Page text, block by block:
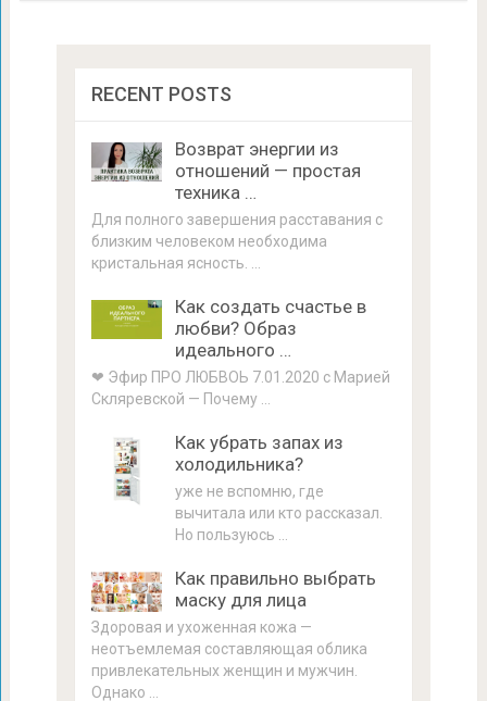
RECENT POSTS
Возврат энергии из
отношений — простая
техника …
Для полного завершения расставания с
близким человеком необходима
кристальная ясность. …
Как создать счастье в
любви? Образ
идеального …
❤ Эфир ПРО ЛЮБВОЬ 7.01.2020 с Марией
Скляревской — Почему …
Как убрать запах из
холодильника?
уже не вспомню, где
вычитала или кто рассказал.
Но пользуюсь …
Как правильно выбрать
маску для лица
Здоровая и ухоженная кожа —
неотъемлемая составляющая облика
привлекательных женщин и мужчин.
Однако …